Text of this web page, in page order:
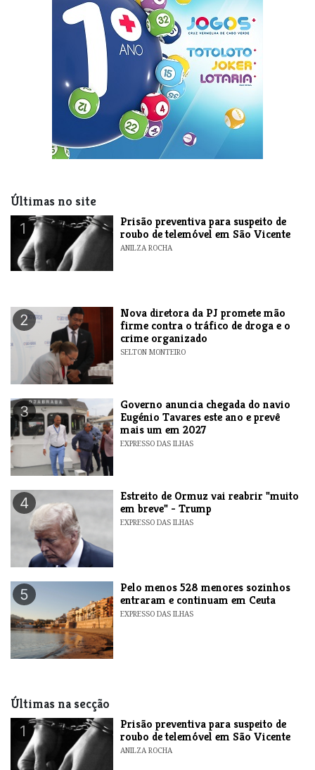
Últimas no site
1
Prisão preventiva para suspeito de
roubo de telemóvel em São Vicente
ANILZA ROCHA
2
Nova diretora da PJ promete mão
firme contra o tráfico de droga e o
crime organizado
SELTON MONTEIRO
3
Governo anuncia chegada do navio
Eugénio Tavares este ano e prevê
mais um em 2027
EXPRESSO DAS ILHAS
4
Estreito de Ormuz vai reabrir "muito
em breve" - Trump
EXPRESSO DAS ILHAS
5
Pelo menos 528 menores sozinhos
entraram e continuam em Ceuta
EXPRESSO DAS ILHAS
Últimas na secção
1
Prisão preventiva para suspeito de
roubo de telemóvel em São Vicente
ANILZA ROCHA